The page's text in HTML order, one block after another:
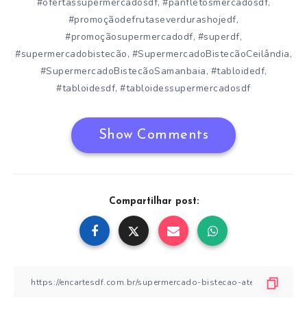
#ofertassupermercadosdf, #panfletosmercadosdf,
#promoçãodefrutaseverdurashojedf,
#promoçãosupermercadodf, #superdf,
#supermercadobistecão, #SupermercadoBistecãoCeilândia,
#SupermercadoBistecãoSamanbaia, #tabloidedf,
#tabloidesdf,#tabloidessupermercadosdf
Show Comments
Compartilhar post: